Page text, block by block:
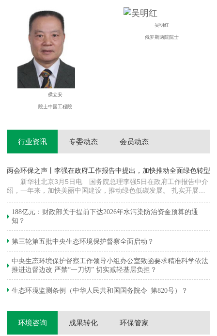
侯立安
院士中国工程院
吴明红
俄罗斯两院院士
行业资讯 专委动态 会员动态
两会环保之声丨李强在政府工作报告中提出，加快推动全面绿色转型
新华社北京3月5日电 国务院总理李强5日在政府工作报告中介
绍，一年来，加快美丽中国建设，推动绿色低碳发展。 扎实开展大
浓度下降…
188亿元：财政部关于提前下达2026年水污染防治资金预算的通
知？
第三轮第五批中央生态环境保护督察全面启动？
中央生态环境保护督察工作领导小组办公室致函要求精准科学依法
推进边督边改 严禁“一刀切” 切实减轻基层负担？
生态环境监测条例（中华人民共和国国务院令 第820号）？
环境咨询 成果转化 环保管家